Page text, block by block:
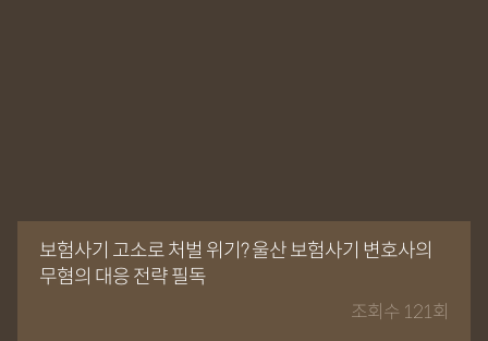
보험사기 고소로 처벌 위기? 울산 보험사기 변호사의
무혐의 대응 전략 필독
조회수 121회